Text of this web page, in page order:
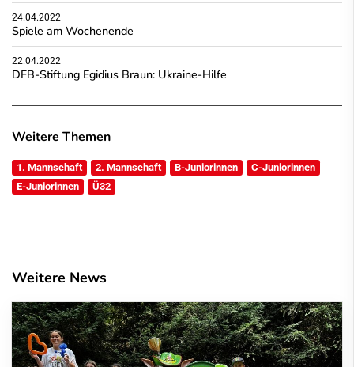
24.04.2022
Spiele am Wochenende
22.04.2022
DFB-Stiftung Egidius Braun: Ukraine-Hilfe
Weitere Themen
1. Mannschaft 2. Mannschaft B-Juniorinnen
C-Juniorinnen
E-Juniorinnen
Ü32
Weitere News